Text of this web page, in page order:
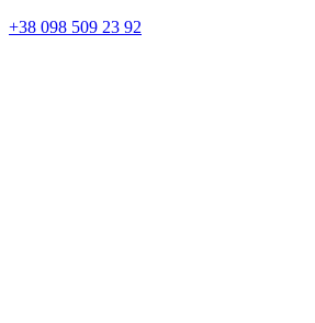
+38 098 509 23 92